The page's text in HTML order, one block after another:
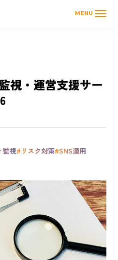
MENU
視・運営支援サー
監視#リスク対策#SNS運用